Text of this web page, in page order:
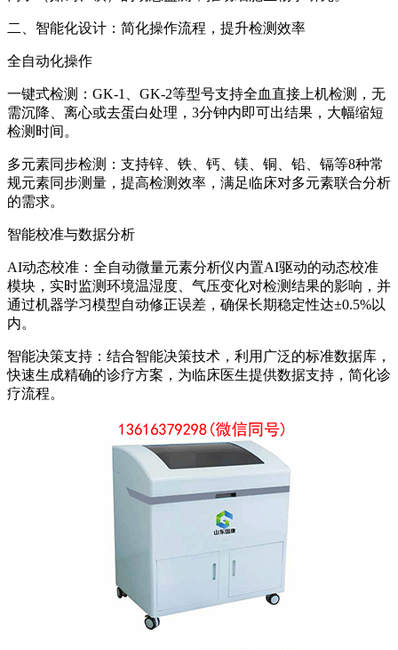
二、智能化设计：简化操作流程，提升检测效率
全自动化操作
一键式检测：GK-1、GK-2等型号支持全血直接上机检测，无
需沉降、离心或去蛋白处理，3分钟内即可出结果，大幅缩短
检测时间。
多元素同步检测：支持锌、铁、钙、镁、铜、铅、镉等8种常
规元素同步测量，提高检测效率，满足临床对多元素联合分析
的需求。
智能校准与数据分析
AI动态校准：全自动微量元素分析仪内置AI驱动的动态校准
模块，实时监测环境温湿度、气压变化对检测结果的影响，并
通过机器学习模型自动修正误差，确保长期稳定性达±0.5%以
内。
智能决策支持：结合智能决策技术，利用广泛的标准数据库，
快速生成精确的诊疗方案，为临床医生提供数据支持，简化诊
疗流程。